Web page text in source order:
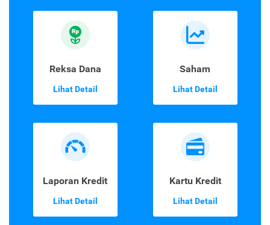
Reksa Dana
Lihat Detail
Saham
Lihat Detail
Laporan Kredit
Lihat Detail
Kartu Kredit
Lihat Detail